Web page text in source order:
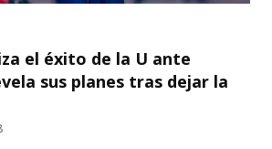
el éxito de la U ante
sus planes tras dejar la